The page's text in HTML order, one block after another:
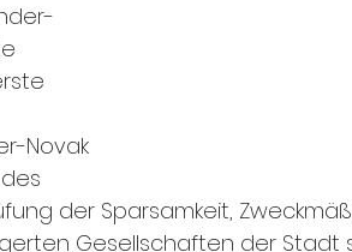
Novak
der Sparsamkeit,
Gesellschaften der Stadt